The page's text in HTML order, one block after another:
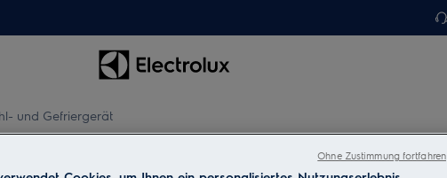
und Gefriergerät
Ohne Zustimmung fortfahren